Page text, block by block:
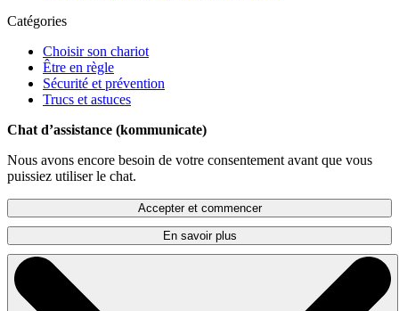
Catégories
Choisir son chariot
Être en règle
Sécurité et prévention
Trucs et astuces
Chat d’assistance (kommunicate)
Nous avons encore besoin de votre consentement avant que vous
puissiez utiliser le chat.
Accepter et commencer
En savoir plus